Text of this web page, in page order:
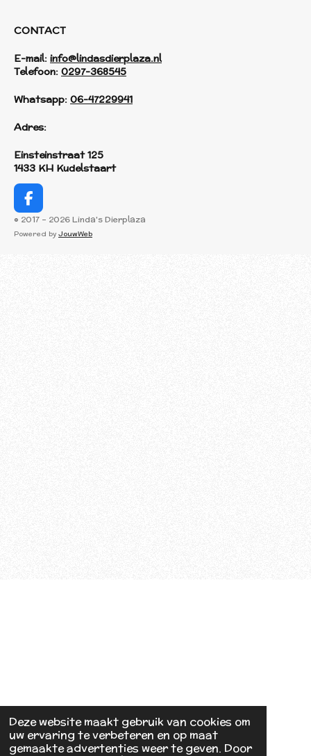
Deze website maakt gebruik van cookies om
uw ervaring te verbeteren en op maat
gemaakte advertenties weer te geven. Door
CONTACT
E-mail: info@lindasdierplaza.nl
Telefoon: 0297-368545
Whatsapp: 06-47229941
Adres:
Einsteinstraat 125
1433 KH Kudelstaart
F
a
c
© 2017 - 2026 Linda's Dierplaza
Powered by JouwWeb